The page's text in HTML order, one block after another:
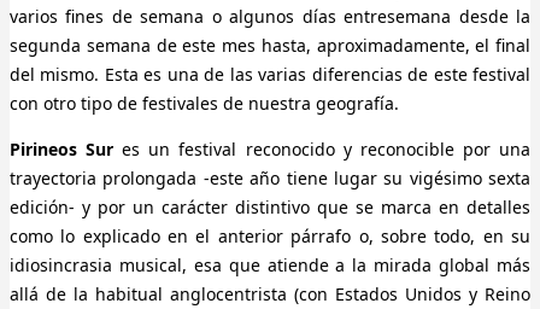
varios fines de semana o algunos días entresemana desde la
segunda semana de este mes hasta, aproximadamente, el final
del mismo. Esta es una de las varias diferencias de este festival
con otro tipo de festivales de nuestra geografía.
Pirineos Sur es un festival reconocido y reconocible por una
trayectoria prolongada -este año tiene lugar su vigésimo sexta
edición- y por un carácter distintivo que se marca en detalles
como lo explicado en el anterior párrafo o, sobre todo, en su
idiosincrasia musical, esa que atiende a la mirada global más
allá de la habitual anglocentrista (con Estados Unidos y Reino